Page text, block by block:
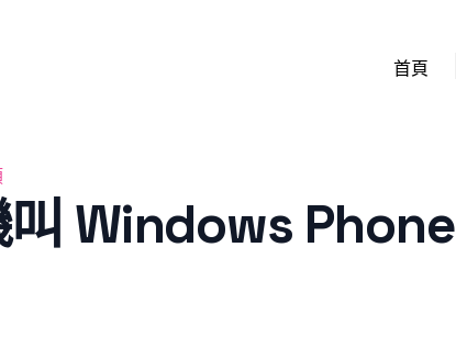
首頁
Windows Phone